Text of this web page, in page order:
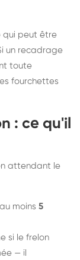
qui peut être
un recadrage
toute
fourchettes
: ce qu'il
attendant le
moins 5
si le frelon
— il